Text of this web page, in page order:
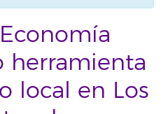
herramienta
local en Los